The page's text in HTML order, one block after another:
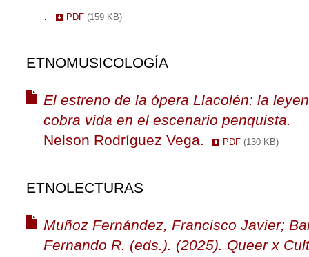
.
PDF(159 KB)
ETNOMUSICOLOGÍA
El estreno de la ópera Llacolén: la
cobra vida en el escenario penquista.
Nelson Rodríguez Vega.
PDF(130 KB)
ETNOLECTURAS
Muñoz Fernández, Francisco Javier;
Fernando R. (eds.). (2025). Queer x